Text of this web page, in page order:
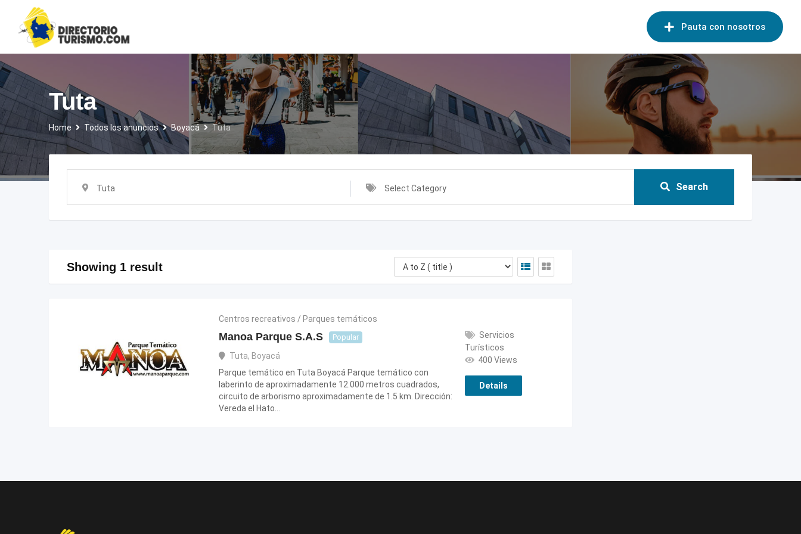
content
Pauta con nosotros
Tuta
Home Todos los anuncios Boyacá Tuta
Tuta Select Category Search
Showing 1 result
Centros recreativos / Parques temáticos
Manoa Parque S.A.S Popular
Tuta, Boyacá
Parque temático en Tuta Boyacá Parque temático con
laberinto de aproximadamente 12.000 metros cuadrados,
circuito de arborismo aproximadamente de 1.5 km. Dirección:
Vereda el Hato…
Servicios
Turísticos
400 Views
Details